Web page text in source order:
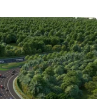
của hãng hàng
đã đưa ra yêu
lãnh đạo Libya